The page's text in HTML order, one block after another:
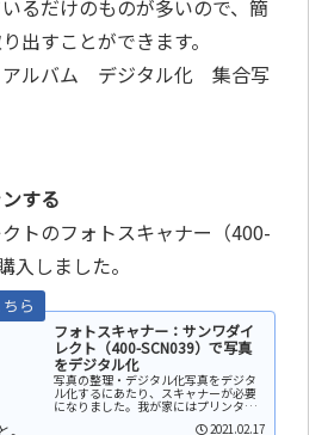
るだけのものが多いので、簡
出すことができます。
する
トのフォトスキャナー（400-
入しました。
フォトスキャナー：サンワダイ
レクト（400-SCN039）で写真
をデジタル化
写真の整理・デジタル化写真をデジタ
ル化するにあたり、スキャナーが必要
になりました。我が家にはプリンター
2021.02.17